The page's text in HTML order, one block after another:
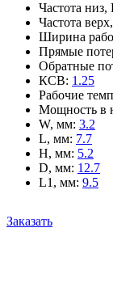
Частота низ,
Частота
Ширина
Прямые
Обратные
КСВ: 1.25
Рабочие
Мощность в
W, мм: 3.2
L, мм: 7.7
H, мм: 5.2
D, мм: 12.7
L1, мм: 9.5
Заказать